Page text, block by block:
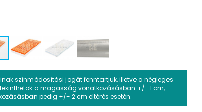
színmódosítási jogát fenntartjuk, illetve a négleges
a magasság vonatkozásásban +/- 1 cm,
pedig +/- 2 cm eltérés esetén.